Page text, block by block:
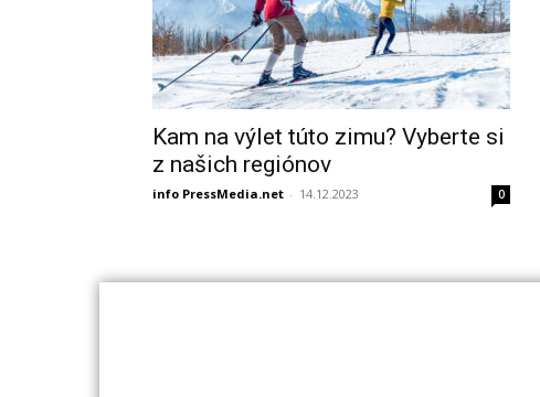
Kam na výlet túto zimu? Vyberte si
z našich regiónov
info PressMedia.net - 14.12.2023 0